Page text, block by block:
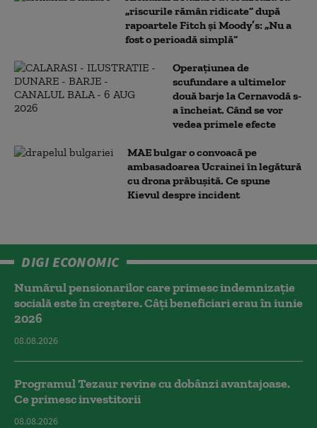
„riscurile rămân ridicate” după
rapoartele Fitch și Moody’s: „Nu a
fost o perioadă simplă”
Operațiunea de
scufundare a ultimelor
două barje la Cernavodă s-
a încheiat. Când se vor
vedea primele efecte
MAE bulgar o convoacă pe
ambasadoarea Ucrainei în legătură
cu drona prăbuşită. Ce spune
Kievul despre incident
DIGI ECONOMIC
Numărul pensionarilor care primesc indemnizaţie
socială este în creștere. Câți beneficiari erau în iunie
2026
08.08.2026
Programul Tezaur revine cu dobânzi avantajoase.
Ce primesc investitorii
08.08.2026